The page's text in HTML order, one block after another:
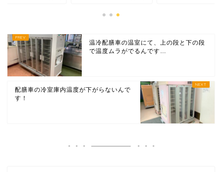
温冷配膳車の温室にて、上の段と下の段
で温度ムラがでるんです…
配膳車の冷室庫内温度が下がらないんで
す！